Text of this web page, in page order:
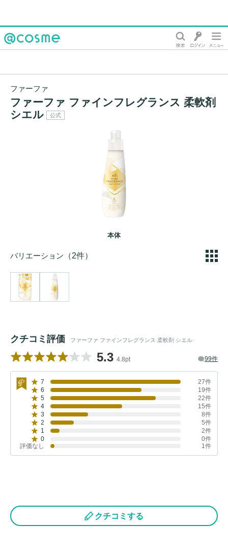
ファーファ
ファーファ ファインフレグランス 柔軟剤
シエル
公式
本体
バリエーション （2件）
クチコミ評価 ファーファ ファインフレグランス 柔軟剤 シエル
5.3 4.8pt 99件
7
27件
6
19件
5
22件
4
15件
3
8件
2
5件
1
2件
0
0件
評価なし
1件
クチコミする